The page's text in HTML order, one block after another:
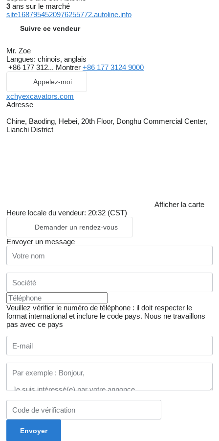
China's top well-known exporter of used construction machinery
equipment.
The good reputation depends on long time hard work.
The machine quality is guaranteed by checking and rich
experience.
3 ans sur le marché
site1687954520976255772.autoline.info
Suivre ce vendeur
Mr. Zoe
Langues: chinois, anglais
+86 177 312... Montrer +86 177 3124 9000
Appelez-moi
xchyexcavators.com
Adresse
Chine, Baoding, Hebei, 20th Floor, Donghu Commercial Center,
Lianchi District
Afficher la carte
Heure locale du vendeur: 20:32 (CST)
Demander un rendez-vous
Envoyer un message
Veuillez vérifier le numéro de téléphone : il doit respecter le
format international et inclure le code pays. Nous ne travaillons
pas avec ce pays